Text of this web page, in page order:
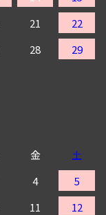
21
22
28
29
金
土
4
5
11
12